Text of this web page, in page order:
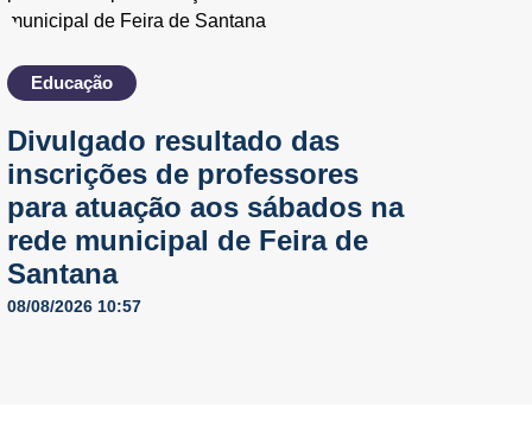
Educação
Divulgado resultado das
inscrições de professores
para atuação aos sábados na
rede municipal de Feira de
Santana
08/08/2026 10:57